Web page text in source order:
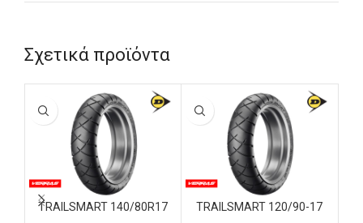
Σχετικά προϊόντα
TRAILSMART 140/80R17 TRAILSMART 120/90-17